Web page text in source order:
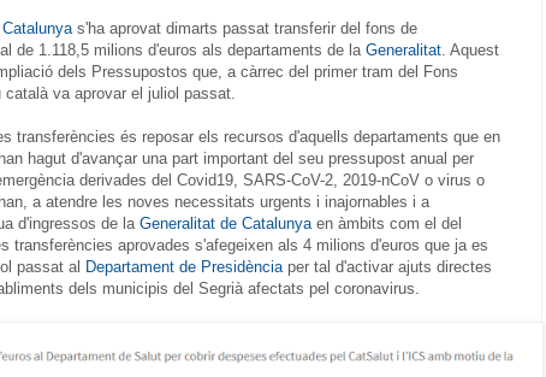
s'ha aprovat dimarts passat transferir del fons de
de 1.118,5 milions d'euros als departaments de la Generalitat. Aquest
dels Pressupostos que, a càrrec del primer tram del Fons
va aprovar el juliol passat.
transferències és reposar els recursos d'aquells departaments que en
hagut d'avançar una part important del seu pressupost anual per
derivades del Covid19, SARS-CoV-2, 2019-nCoV o virus o
a atendre les noves necessitats urgents i inajornables i a
d'ingressos de la Generalitat de Catalunyaen àmbits com el del
transferències aprovades s'afegeixen als 4 milions d'euros que ja es
passat al Departament de Presidènciaper tal d'activar ajuts directes
dels municipis del Segrià afectats pel coronavirus.